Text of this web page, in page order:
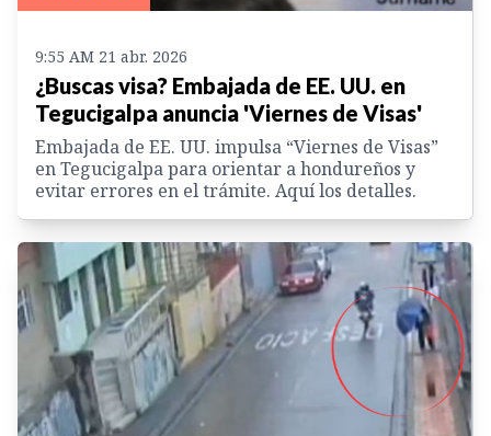
9:55 AM 21 abr. 2026
¿Buscas visa? Embajada de EE. UU. en
Tegucigalpa anuncia 'Viernes de Visas'
Embajada de EE. UU. impulsa “Viernes de Visas”
en Tegucigalpa para orientar a hondureños y
evitar errores en el trámite. Aquí los detalles.